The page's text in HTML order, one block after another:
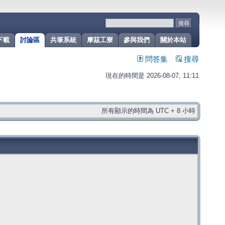
關於本站
參與我們
摩茲工寮
共筆系統
討論區
載
問答集 搜尋
現在的時間是 2026-08-07, 11:11
所有顯示的時間為 UTC + 8 小時